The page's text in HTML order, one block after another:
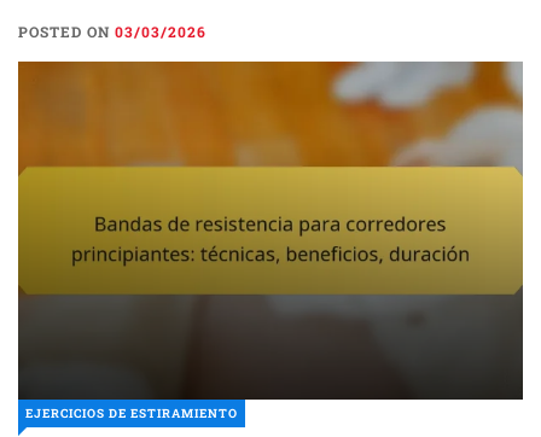
POSTED ON 03/03/2026
EJERCICIOS DE ESTIRAMIENTO